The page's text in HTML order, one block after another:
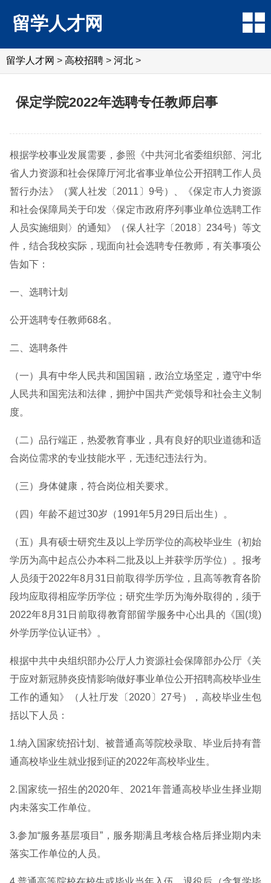
留学人才网
留学人才网 > 高校招聘 > 河北 >
保定学院2022年选聘专任教师启事
根据学校事业发展需要，参照《中共河北省委组织部、河北
省人力资源和社会保障厅河北省事业单位公开招聘工作人员
暂行办法》（冀人社发〔2011〕9号）、《保定市人力资源
和社会保障局关于印发〈保定市政府序列事业单位选聘工作
人员实施细则〉的通知》（保人社字〔2018〕234号）等文
件，结合我校实际，现面向社会选聘专任教师，有关事项公
告如下：
一、选聘计划
公开选聘专任教师68名。
二、选聘条件
（一）具有中华人民共和国国籍，政治立场坚定，遵守中华
人民共和国宪法和法律，拥护中国共产党领导和社会主义制
度。
（二）品行端正，热爱教育事业，具有良好的职业道德和适
合岗位需求的专业技能水平，无违纪违法行为。
（三）身体健康，符合岗位相关要求。
（四）年龄不超过30岁（1991年5月29日后出生）。
（五）具有硕士研究生及以上学历学位的高校毕业生（初始
学历为高中起点公办本科二批及以上并获学历学位）。报考
人员须于2022年8月31日前取得学历学位，且高等教育各阶
段均应取得相应学历学位；研究生学历为海外取得的，须于
2022年8月31日前取得教育部留学服务中心出具的《国(境)
外学历学位认证书》。
根据中共中央组织部办公厅人力资源社会保障部办公厅《关
于应对新冠肺炎疫情影响做好事业单位公开招聘高校毕业生
工作的通知》（人社厅发〔2020〕27号），高校毕业生包
括以下人员：
1.纳入国家统招计划、被普通高等院校录取、毕业后持有普
通高校毕业生就业报到证的2022年高校毕业生。
2.国家统一招生的2020年、2021年普通高校毕业生择业期
内未落实工作单位。
3.参加“服务基层项目”，服务期满且考核合格后择业期内未
落实工作单位的人员。